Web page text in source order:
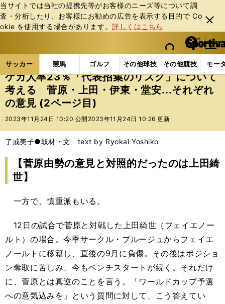
当サイトでは当社の提携先等がお客様のニーズ等について調
査・分析したり、お客様にお勧めの広告を表⽰する⽬的で Co
okie を使⽤する場合があります。詳しくはこちら
閉じ
る
web Sportiva (webスポルティーバ)
検索
マイペ
ー
ジ
メニュ
サッカー 競馬 ゴルフ その他球技 その他競技 モー
ス
ポ
ル
テ
ー
バ
サッカーの記事一覧 サッカー代表 日本代表 ケ
ケガ人率23％「代表招集のリスク」について
考える 菅原・上田・伊東・堂安...それぞれ
の意見 (2ページ目)
2023年11月24日 10:20 公開 2023年11月24日 10:26 更新
了戒美子●取材・文 text by Ryokai Yoshiko
【菅原由勢の意見と対照的だったのは上田綺
世】
一方で、慎重派もいる。
12日の試合で菅原と対戦した上田綺世（フェイエノー
ルト）の場合。今季サークル・ブルージュからフェイエ
ノールトに移籍し、直後の9月に負傷。その後はポジショ
ン奪取に苦しみ、今もベンチスタートが続く。それだけ
に、菅原とは真逆のことを言う。「ワールドカップ予選
への意気込みを」という質問に対して、こう答えてい